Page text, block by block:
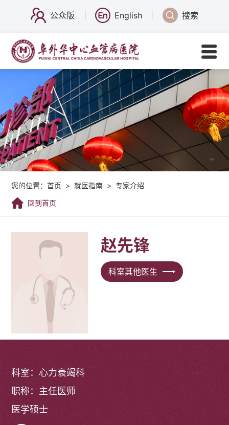
公众版 English 搜索
您的位置：首页 > 就医指南 > 专家介绍
回到首页
赵先锋
科室其他医生
科室：心力衰竭科
职称：主任医师
医学硕士